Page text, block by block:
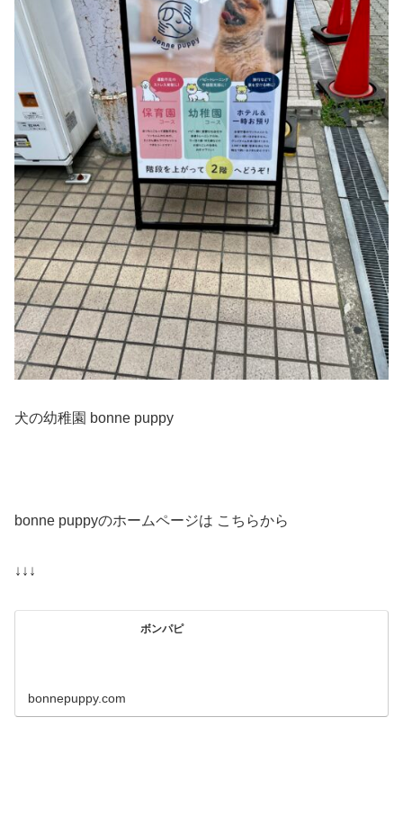
犬の幼稚園 bonne puppy
bonne puppyのホームページは こちらから
↓↓↓
ボンパピ
bonnepuppy.com